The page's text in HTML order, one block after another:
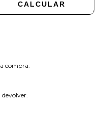
CALCULAR
compra.